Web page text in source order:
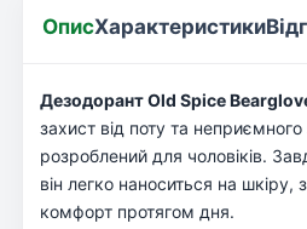
ОписХарактеристики
Дезодорант Old Spice
захист від поту та
розроблений для чоловіків.
він легко наноситься на
комфорт протягом дня.